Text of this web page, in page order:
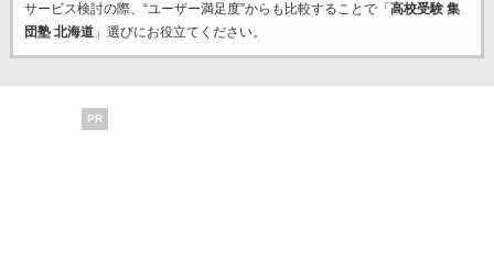
サービス検討の際、“ユーザー満足度”からも比較することで「 高校受験 集
団塾 北海道」選びにお役立てください。
PR